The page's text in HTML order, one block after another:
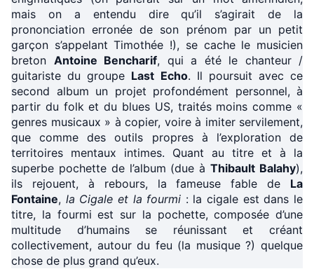
mais on a entendu dire qu’il s’agirait de la
prononciation erronée de son prénom par un petit
garçon s’appelant Timothée !), se cache le musicien
breton Antoine Bencharif, qui a été le chanteur /
guitariste du groupe Last Echo. Il poursuit avec ce
second album un projet profondément personnel, à
partir du folk et du blues US, traités moins comme «
genres musicaux » à copier, voire à imiter servilement,
que comme des outils propres à l’exploration de
territoires mentaux intimes. Quant au titre et à la
superbe pochette de l’album (due à Thibault Balahy),
ils rejouent, à rebours, la fameuse fable de
La
Fontaine, la Cigale et la fourmi : la cigale est dans le
titre, la fourmi est sur la pochette, composée d’une
multitude d’humains se réunissant et créant
collectivement, autour du feu (la musique ?) quelque
chose de plus grand qu’eux.